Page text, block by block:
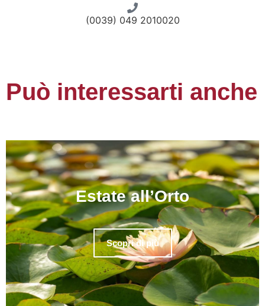
(0039) 049 2010020
Può interessarti anche
Estate all’Orto
Scopri di più